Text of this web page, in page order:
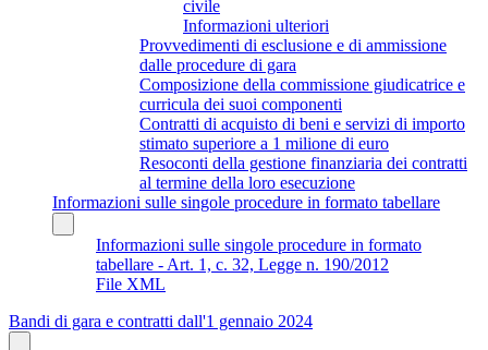
civile
Informazioni ulteriori
Provvedimenti di esclusione e di ammissione
dalle procedure di gara
Composizione della commissione giudicatrice e
curricula dei suoi componenti
Contratti di acquisto di beni e servizi di importo
stimato superiore a 1 milione di euro
Resoconti della gestione finanziaria dei contratti
al termine della loro esecuzione
Informazioni sulle singole procedure in formato tabellare
Informazioni sulle singole procedure in formato
tabellare - Art. 1, c. 32, Legge n. 190/2012
File XML
Bandi di gara e contratti dall'1 gennaio 2024